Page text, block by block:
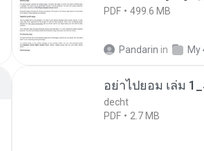
PDF 499.6 MB
Pandarin in My
อย่าไปยอม เล่ม
decht
PDF
2.7 MB